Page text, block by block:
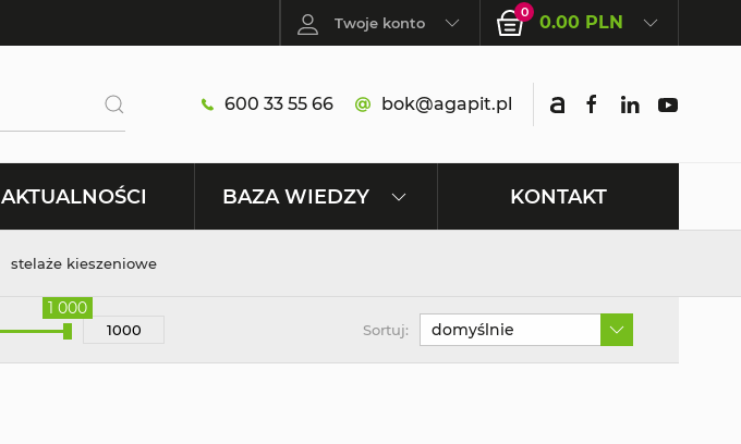
Twoje konto
0 0.00 PLN
600 33 55 66 bok@agapit.pl
AKTUALNOŚCI BAZA WIEDZY KONTAKT
stelaże kieszeniowe
1 000
Sortuj: domyślnie